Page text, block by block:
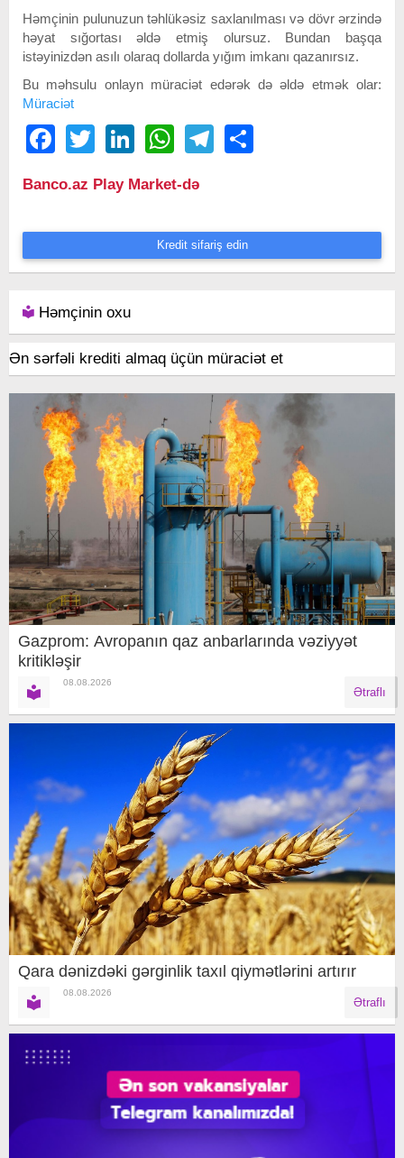
Həmçinin pulunuzun təhlükəsiz saxlanılması və dövr ərzində
həyat sığortası əldə etmiş olursuz. Bundan başqa
istəyinizdən asılı olaraq dollarda yığım imkanı qazanırsız.
Bu məhsulu onlayn müraciət edərək də əldə etmək olar:
Müraciət
FacebookTwitter LinkedIn WhatsAppTelegram
Banco.az Play Market-də
Kredit sifariş edin
Həmçinin oxu
Ən sərfəli krediti almaq üçün müraciət et
Gazprom: Avropanın qaz anbarlarında vəziyyət
kritikləşir
08.08.2026
Ətraflı
Qara dənizdəki gərginlik taxıl qiymətlərini artırır
08.08.2026
Ətraflı